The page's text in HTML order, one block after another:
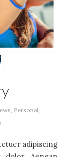
Personal
adipiscing